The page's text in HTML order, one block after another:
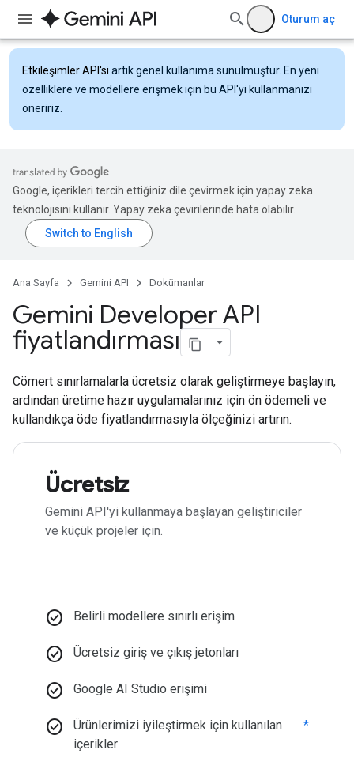
Oturum aç
Etkileşimler API'si artık genel kullanıma sunulmuştur. En yeni
özelliklere ve modellere erişmek için bu API'yi kullanmanızı
öneririz.
Google, içerikleri tercih ettiğiniz dile çevirmek için yapay zeka
teknolojisini kullanır. Yapay zeka çevirilerinde hata olabilir.
Ana Sayfa Gemini API Dokümanlar
Gemini Developer API
fiyatlandırması
Cömert sınırlamalarla ücretsiz olarak geliştirmeye başlayın,
ardından üretime hazır uygulamalarınız için ön ödemeli ve
kullandıkça öde fiyatlandırmasıyla ölçeğinizi artırın.
Ücretsiz
Gemini API'yi kullanmaya başlayan geliştiriciler
ve küçük projeler için.
check_circle Belirli modellere sınırlı erişim
check_circle Ücretsiz giriş ve çıkış jetonları
check_circle Google AI Studio erişimi
check_circle
Ürünlerimizi iyileştirmek için kullanılan
içerikler
*